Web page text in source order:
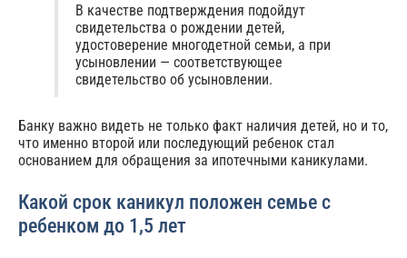
В качестве подтверждения подойдут
свидетельства о рождении детей,
удостоверение многодетной семьи, а при
усыновлении — соответствующее
свидетельство об усыновлении.
Банку важно видеть не только факт наличия детей, но и то,
что именно второй или последующий ребенок стал
основанием для обращения за ипотечными каникулами.
Какой срок каникул положен семье с
ребенком до 1,5 лет